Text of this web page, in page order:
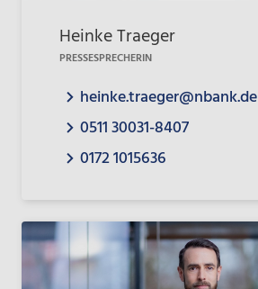
Heinke Traeger
PRESSESPRECHERIN
heinke.traeger@nbank.de
0511 30031-8407
0172 1015636